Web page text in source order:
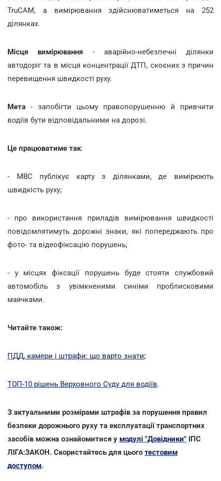
TruCAM, а вимірювання здійснюватиметься на 252
ділянках.
Місця вимірювання - аварійно-небезпечні ділянки
автодоріг та в місця концентрації ДТП, скоєних з причин
перевищення швидкості руху.
Мета - запобігти цьому правопорушенню й привчити
водіїв бути відповідальними на дорозі.
Це працюватиме так:
- МВС публікує карту з ділянками, де вимірюють
швидкість руху;
- про використання приладів вимірювання швидкості
повідомлятимуть дорожні знаки, які попереджають про
фото- та відеофіксацію порушень;
- у місцях фіксації порушень буде стояти службовий
автомобіль з увімкненими синіми проблисковими
маячками.
Читайте також:
ПДД, камери і штрафи: що варто знати;
ТОП-10 рішень Верховного Суду для водіїв.
З актуальними розмірами штрафів за порушення правил
безпеки дорожнього руху та експлуатації транспортних
засобів можна ознайомитися у модулі "Довідники" ІПС
ЛІГА:ЗАКОН. Скористайтесь для цього тестовим
доступом.